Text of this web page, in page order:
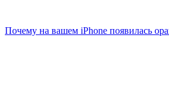
Почему на вашем iPhone появилась